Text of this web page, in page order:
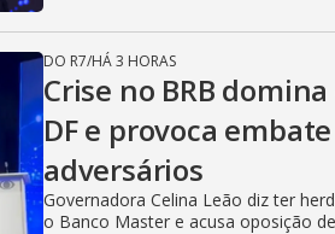
DO R7/HÁ 3 HORAS
Crise no BRB
DF e provoca
adversários
Governadora Celina Leão diz ter
o Banco Master e acusa oposição